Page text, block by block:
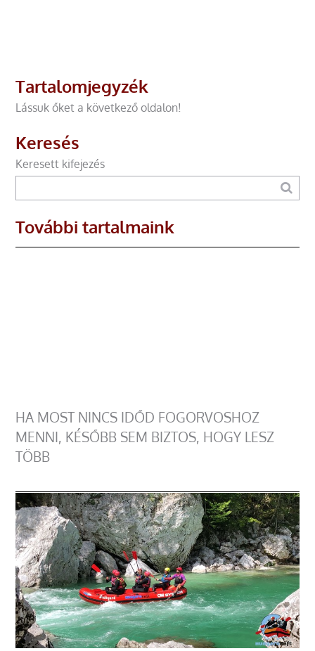
Tartalomjegyzék
Lássuk őket a következő oldalon!
Keresés
Keresett kifejezés
További tartalmaink
HA MOST NINCS IDŐD FOGORVOSHOZ
MENNI, KÉSŐBB SEM BIZTOS, HOGY LESZ
TÖBB